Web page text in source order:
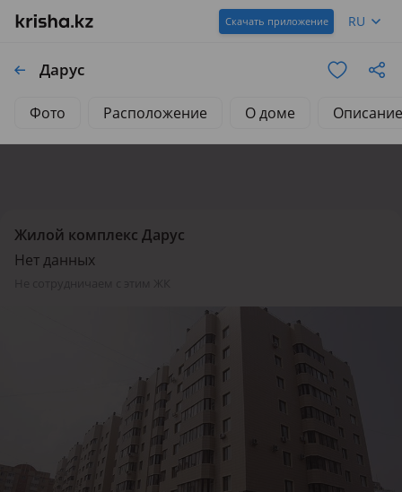
Скачать приложение RU
Дарус
Фото Расположение О доме Описание
Жилой комплекс Дарус
Нет данных